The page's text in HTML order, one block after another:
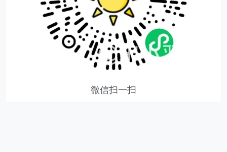
微信扫一扫